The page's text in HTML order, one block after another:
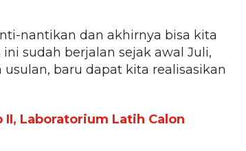
nantikan dan akhirnya bisa kita
sudah berjalan sejak awal Juli,
baru dapat kita realisasikan
II, Laboratorium Latih Calon